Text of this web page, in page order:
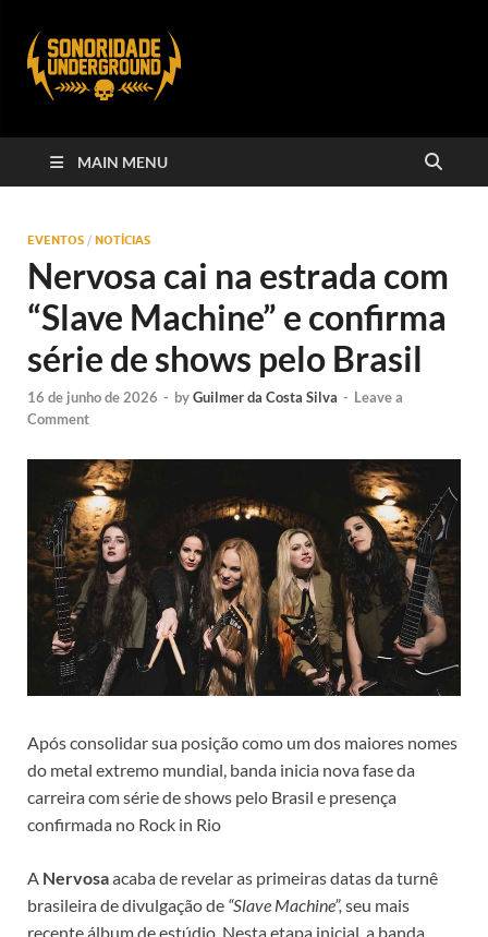
MAIN MENU
EVENTOS / NOTÍCIAS
Nervosa cai na estrada com
“Slave Machine” e confirma
série de shows pelo Brasil
16 de junho de 2026 - byGuilmer da Costa Silva - Leave a
Comment
Após consolidar sua posição como um dos maiores nomes
do metal extremo mundial, banda inicia nova fase da
carreira com série de shows pelo Brasil e presença
confirmada no Rock in Rio
A Nervosaacaba de revelar as primeiras datas da turnê
brasileira de divulgação de “Slave Machine”, seu mais
recente álbum de estúdio. Nesta etapa inicial, a banda